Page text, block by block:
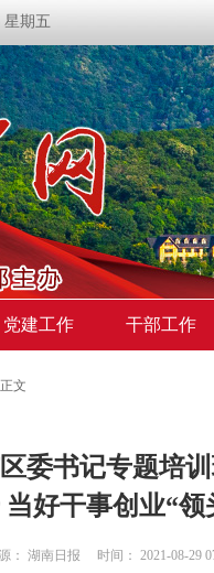
星期五
党建工作 干部工作
正文
委书记专题培
好干事创业“领
： 湖南日报 时间： 2021-08-29